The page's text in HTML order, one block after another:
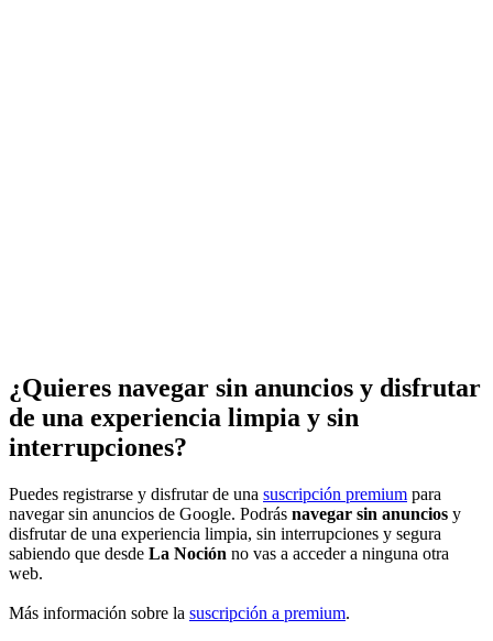
¿Quieres navegar sin anuncios y disfrutar
de una experiencia limpia y sin
interrupciones?
Puedes registrarse y disfrutar de una suscripción premium para
navegar sin anuncios de Google. Podrás navegar sin anuncios y
disfrutar de una experiencia limpia, sin interrupciones y segura
sabiendo que desde La Noción no vas a acceder a ninguna otra
web.
Más información sobre la suscripción a premium.